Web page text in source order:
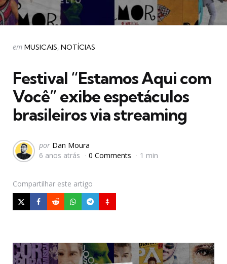
Categorias
Postado
em MUSICAIS NOTÍCIAS
Festival “Estamos Aqui com
Você” exibe espetáculos
brasileiros via streaming
Postado
por
por Dan Moura
6 anos atrás
0 Comments 1 min
Compartilhar este artigo